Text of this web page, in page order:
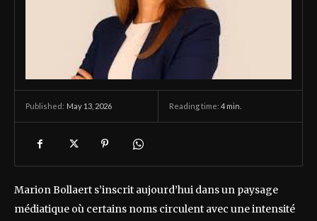
Published: May 13, 2026 Reading time: 4 min.
Marion Bollaert s’inscrit aujourd’hui dans un paysage
médiatique où certains noms circulent avec une intensité